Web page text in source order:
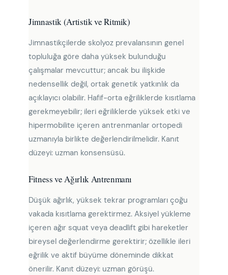
Jimnastik (Artistik ve Ritmik)
Jimnastikçilerde skolyoz prevalansının genel
topluluğa göre daha yüksek bulunduğu
çalışmalar mevcuttur; ancak bu ilişkide
nedensellik değil, ortak genetik yatkınlık da
açıklayıcı olabilir. Hafif-orta eğriliklerde kısıtlama
gerekmeyebilir; ileri eğriliklerde yüksek etki ve
hipermobilite içeren antrenmanlar ortopedi
uzmanıyla birlikte değerlendirilmelidir. Kanıt
düzeyi: uzman konsensüsü.
Fitness ve Ağırlık Antrenmanı
Düşük ağırlık, yüksek tekrar programları çoğu
vakada kısıtlama gerektirmez. Aksiyel yükleme
içeren ağır squat veya deadlift gibi hareketler
bireysel değerlendirme gerektirir; özellikle ileri
eğrilik ve aktif büyüme döneminde dikkat
önerilir. Kanıt düzeyi: uzman görüşü.